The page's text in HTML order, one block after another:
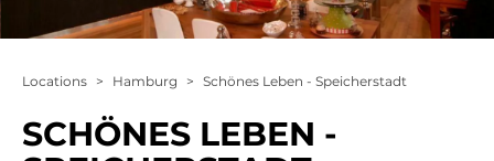
Locations > Hamburg > Schönes Leben - Speicherstadt
SCHÖNES LEBEN -